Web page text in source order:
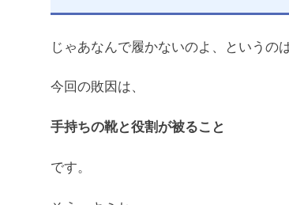
じゃあなんで履かないのよ、というの
今回の敗因は、
手持ちの靴と役割が被ること
です。